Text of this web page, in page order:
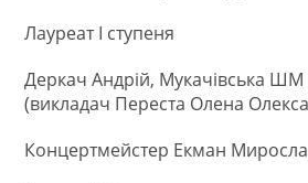
Лауреат І ступеня
Деркач Андрій, Мукачівська
(викладач Переста Олена
Концертмейстер Екман